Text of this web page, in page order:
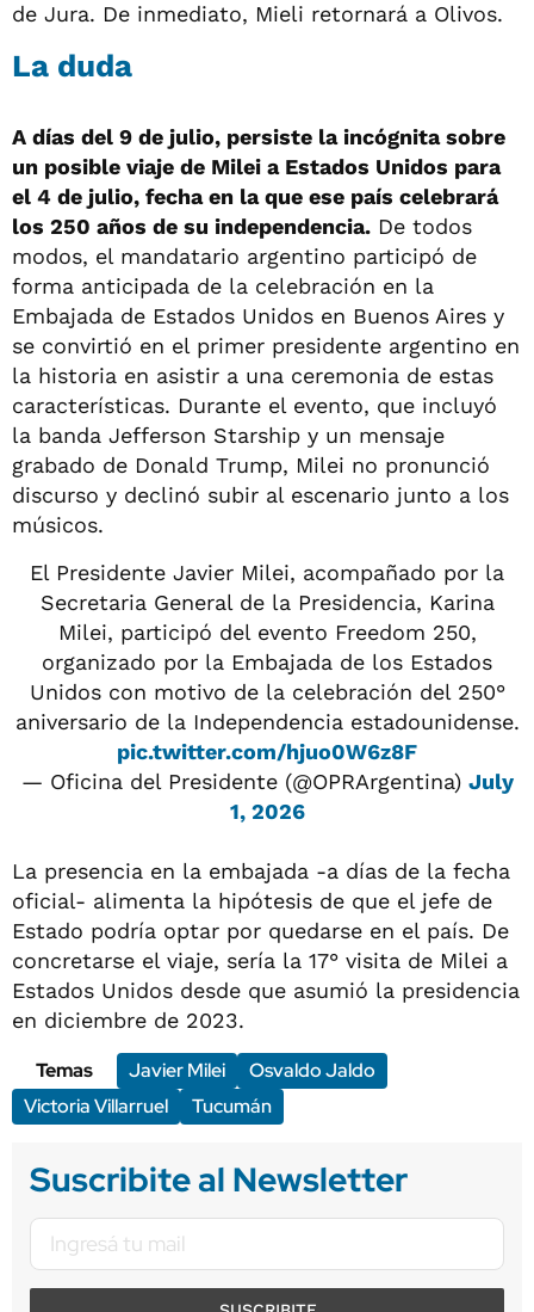
de Jura. De inmediato, Mieli retornará a Olivos.
La duda
A días del 9 de julio, persiste la incógnita sobre
un posible viaje de Milei a Estados Unidos para
el 4 de julio, fecha en la que ese país celebrará
los 250 años de su independencia. De todos
modos, el mandatario argentino participó de
forma anticipada de la celebración en la
Embajada de Estados Unidos en Buenos Aires y
se convirtió en el primer presidente argentino en
la historia en asistir a una ceremonia de estas
características. Durante el evento, que incluyó
la banda Jefferson Starship y un mensaje
grabado de Donald Trump, Milei no pronunció
discurso y declinó subir al escenario junto a los
músicos.
El Presidente Javier Milei, acompañado por la
Secretaria General de la Presidencia, Karina
Milei, participó del evento Freedom 250,
organizado por la Embajada de los Estados
Unidos con motivo de la celebración del 250°
aniversario de la Independencia estadounidense.
pic.twitter.com/hjuo0W6z8F
— Oficina del Presidente (@OPRArgentina) July
1, 2026
La presencia en la embajada -a días de la fecha
oficial- alimenta la hipótesis de que el jefe de
Estado podría optar por quedarse en el país. De
concretarse el viaje, sería la 17° visita de Milei a
Estados Unidos desde que asumió la presidencia
en diciembre de 2023.
Temas
Javier Milei
Osvaldo Jaldo
Victoria Villarruel
Tucumán
Suscribite al Newsletter